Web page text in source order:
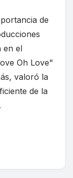
de
en el
Oh Love"
valoró la
de la